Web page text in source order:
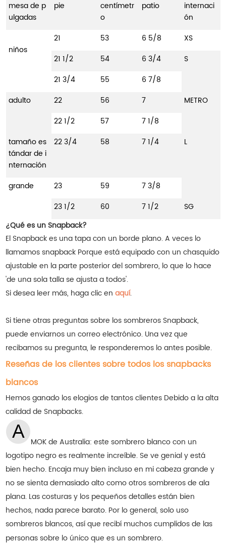
mesa de p
ulgadas
pie
centímetr
o
patio
internaci
ón
niños
21 53 6 5/8
XS
21 1/2
54 6 3/4
S
21 3/4
55
6 7/8
adulto
22 56 7
METRO
22 1/2
57
7 1/8
tamaño es
tándar de i
nternación
22 3/4 58 7 1/4 L
grande 23 59
7 3/8
23 1/2
60 7 1/2
SG
¿Qué es un Snapback?
El Snapback es una tapa con un borde plano. A veces lo
llamamos snapback Porque está equipado con un chasquido
ajustable en la parte posterior del sombrero, lo que lo hace
'de una sola talla se ajusta a todos'.
Si desea leer más, haga clic enaquí.
Si tiene otras preguntas sobre los sombreros Snapback,
puede enviarnos un correo electrónico. Una vez que
recibamos su pregunta, le responderemos lo antes posible.
Reseñas de los clientes sobre todos los snapbacks
blancos
Hemos ganado los elogios de tantos clientes Debido a la alta
calidad de Snapbacks.
MOK de Australia: este sombrero blanco con un
logotipo negro es realmente increíble. Se ve genial y está
bien hecho. Encaja muy bien incluso en mi cabeza grande y
no se sienta demasiado alto como otros sombreros de ala
plana. Las costuras y los pequeños detalles están bien
hechos, nada parece barato. Por lo general, solo uso
sombreros blancos, así que recibí muchos cumplidos de las
personas sobre lo único que es un sombrero.